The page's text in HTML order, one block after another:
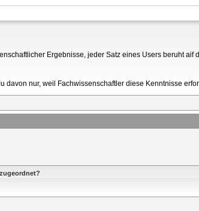
Ergebnisse, jeder Satz eines Users beruht aif
davon nur, weil Fachwissenschaftler diese Kenntnisse